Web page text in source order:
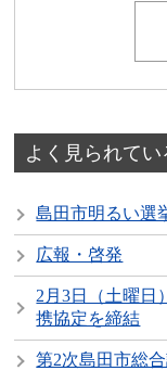
よく見られてい
島田市明るい選
広報・啓発
2月3日（土曜日
携協定を締結
第2次島田市総